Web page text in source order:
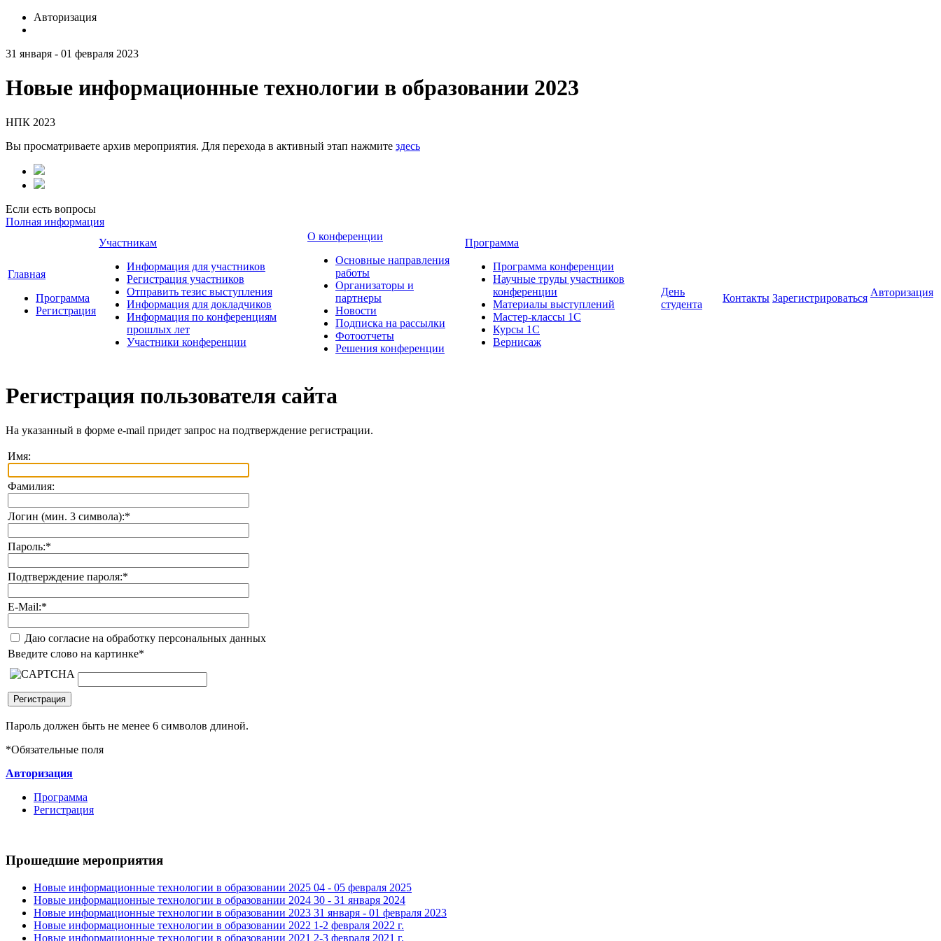
Авторизация
31 января - 01 февраля 2023
Новые информационные технологии в образовании 2023
НПК 2023
Вы просматриваете архив мероприятия. Для перехода в активный этап нажмите здесь
Если есть вопросы
Полная информация
Главная
Программа
Регистрация
Участникам
Информация для участников
Регистрация участников
Отправить тезис выступления
Информация для докладчиков
Информация по конференциям
прошлых лет
Участники конференции
О конференции
Основные направления
работы
Организаторы и
партнеры
Новости
Подписка на рассылки
Фотоотчеты
Решения конференции
Программа
Программа конференции
Научные труды участников
конференции
Материалы выступлений
Мастер-классы 1С
Курсы 1С
Вернисаж
День
студента
Контакты Зарегистрироваться Авторизация
Регистрация пользователя сайта
На указанный в форме e-mail придет запрос на подтверждение регистрации.
Имя:
Фамилия:
Логин (мин. 3 символа):*
Пароль:*
Подтверждение пароля:*
E-Mail:*
Даю согласие на обработку персональных данных
Введите слово на картинке*
Пароль должен быть не менее 6 символов длиной.
*Обязательные поля
Авторизация
Программа
Регистрация
Прошедшие мероприятия
Новые информационные технологии в образовании 2025 04 - 05 февраля 2025
Новые информационные технологии в образовании 2024 30 - 31 января 2024
Новые информационные технологии в образовании 2023 31 января - 01 февраля 2023
Новые информационные технологии в образовании 2022 1-2 февраля 2022 г.
Новые информационные технологии в образовании 2021 2-3 февраля 2021 г.